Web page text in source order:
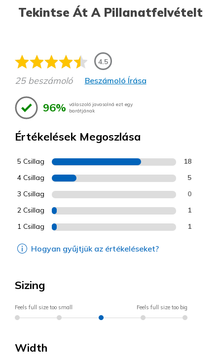
Tekintse Át A Pillanatfelvételt
4.5
25 beszámoló Beszámoló Írása
96% válaszoló javasolná ezt egy
barátjának
Értékelések Megoszlása
5 Csillag 18
4 Csillag 5
3 Csillag 0
2 Csillag 1
1 Csillag 1
Hogyan gyűjtjük az értékeléseket?
Sizing
Feels full size too small Feels full size too big
Width